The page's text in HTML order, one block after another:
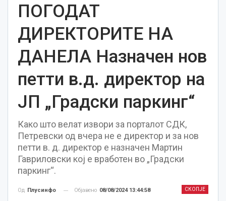
ПОГОДАТ
ДИРЕКТОРИТЕ НА
ДАНЕЛА Назначен нов
петти в.д. директор на
ЈП „Градски паркинг“
Како што велат извори за порталот СДК,
Петревски од вчера не е директор и за нов
петти в. д. директор е назначен Мартин
Гавриловски кој е вработен во „Градски
паркинг“.
СКОПЈЕ
Од Плусинфо Објавено 08/08/2024 13:44:58